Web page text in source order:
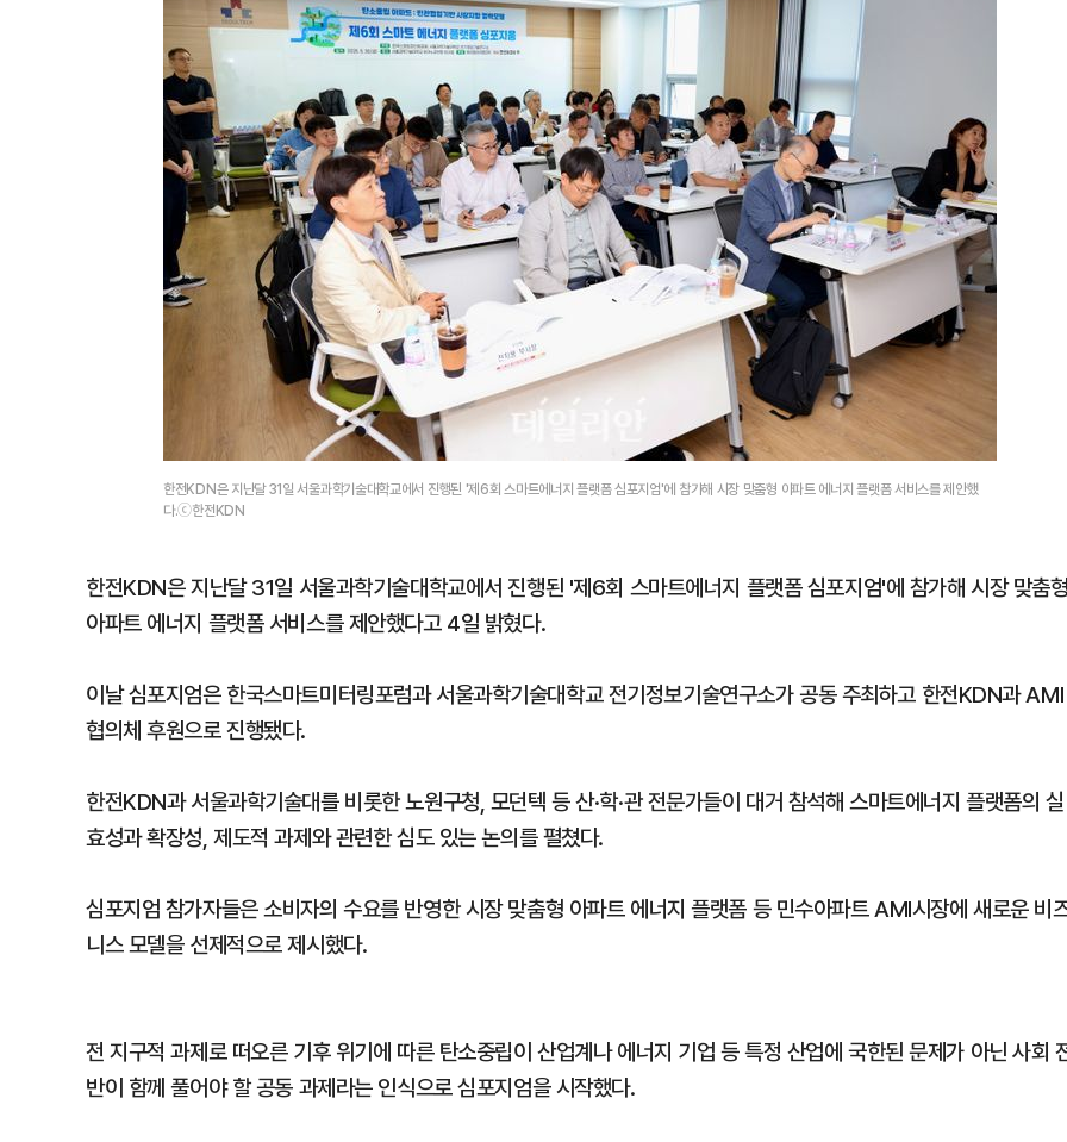
한전KDN은 지난달 31일 서울과학기술대학교에서 진행된 '제6회 스마트에너지 플랫폼 심포지엄'에 참가해 시장 맞춤형 아파트 에너지 플랫폼 서비스를 제안했
다.ⓒ한전KDN
한전KDN은 지난달 31일 서울과학기술대학교에서 진행된 '제6회 스마트에너지 플랫폼 심포지엄'에 참가해 시장 맞춤
아파트 에너지 플랫폼 서비스를 제안했다고 4일 밝혔다.
이날 심포지엄은 한국스마트미터링포럼과 서울과학기술대학교 전기정보기술연구소가 공동 주최하고 한전KDN과 AMI
협의체 후원으로 진행됐다.
한전KDN과 서울과학기술대를 비롯한 노원구청, 모던텍 등 산·학·관 전문가들이 대거 참석해 스마트에너지 플랫폼의 실
효성과 확장성, 제도적 과제와 관련한 심도 있는 논의를 펼쳤다.
심포지엄 참가자들은 소비자의 수요를 반영한 시장 맞춤형 아파트 에너지 플랫폼 등 민수아파트 AMI시장에 새로운 비
니스 모델을 선제적으로 제시했다.
전 지구적 과제로 떠오른 기후 위기에 따른 탄소중립이 산업계나 에너지 기업 등 특정 산업에 국한된 문제가 아닌 사회
반이 함께 풀어야 할 공동 과제라는 인식으로 심포지엄을 시작했다.